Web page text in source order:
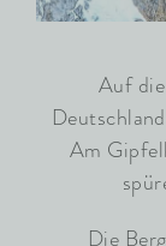
Auf
Am
Die